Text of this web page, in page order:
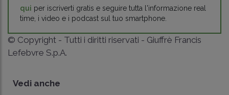
qui per iscriverti gratis e seguire tutta l'informazione real
time, i video e i podcast sul tuo smartphone.
© Copyright - Tutti i diritti riservati - Giuffrè Francis
Lefebvre S.p.A.
Vedi anche